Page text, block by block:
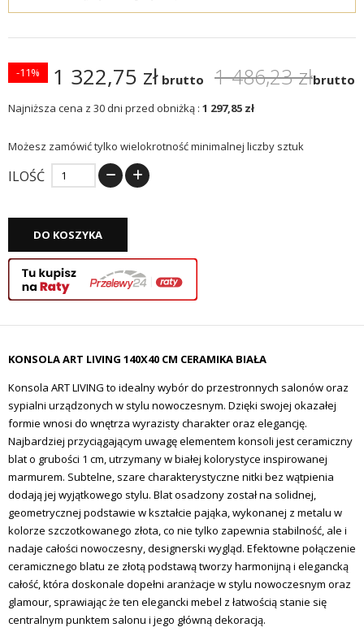
1 322,75 zł brutto 1 486,23 złbrutto
-11%
Najniższa cena z 30 dni przed obniżką : 1 297,85 zł
Możesz zamówić tylko wielokrotność minimalnej liczby sztuk
ILOŚĆ
DO KOSZYKA
KONSOLA ART LIVING 140X40 CM CERAMIKA BIAŁA
Konsola ART LIVING to idealny wybór do przestronnych salonów oraz
sypialni urządzonych w stylu nowoczesnym. Dzięki swojej okazałej
formie wnosi do wnętrza wyrazisty charakter oraz elegancję.
Najbardziej przyciągającym uwagę elementem konsoli jest ceramiczny
blat o grubości 1 cm, utrzymany w białej kolorystyce inspirowanej
marmurem. Subtelne, szare charakterystyczne nitki bez wątpienia
dodają jej wyjątkowego stylu. Blat osadzony został na solidnej,
geometrycznej podstawie w kształcie pająka, wykonanej z metalu w
kolorze szczotkowanego złota, co nie tylko zapewnia stabilność, ale i
nadaje całości nowoczesny, designerski wygląd. Efektowne połączenie
ceramicznego blatu ze złotą podstawą tworzy harmonijną i elegancką
całość, która doskonale dopełni aranżacje w stylu nowoczesnym oraz
glamour, sprawiając że ten elegancki mebel z łatwością stanie się
centralnym punktem salonu i jego główną dekoracją.